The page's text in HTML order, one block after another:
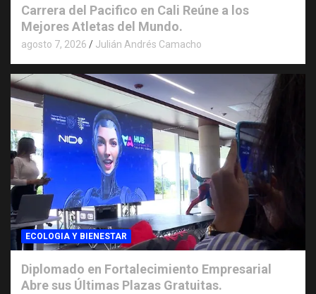
Carrera del Pacifico en Cali Reúne a los
Mejores Atletas del Mundo.
agosto 7, 2026 Julián Andrés Camacho
ECOLOGIA Y BIENESTAR
Diplomado en Fortalecimiento Empresarial
Abre sus Últimas Plazas Gratuitas.